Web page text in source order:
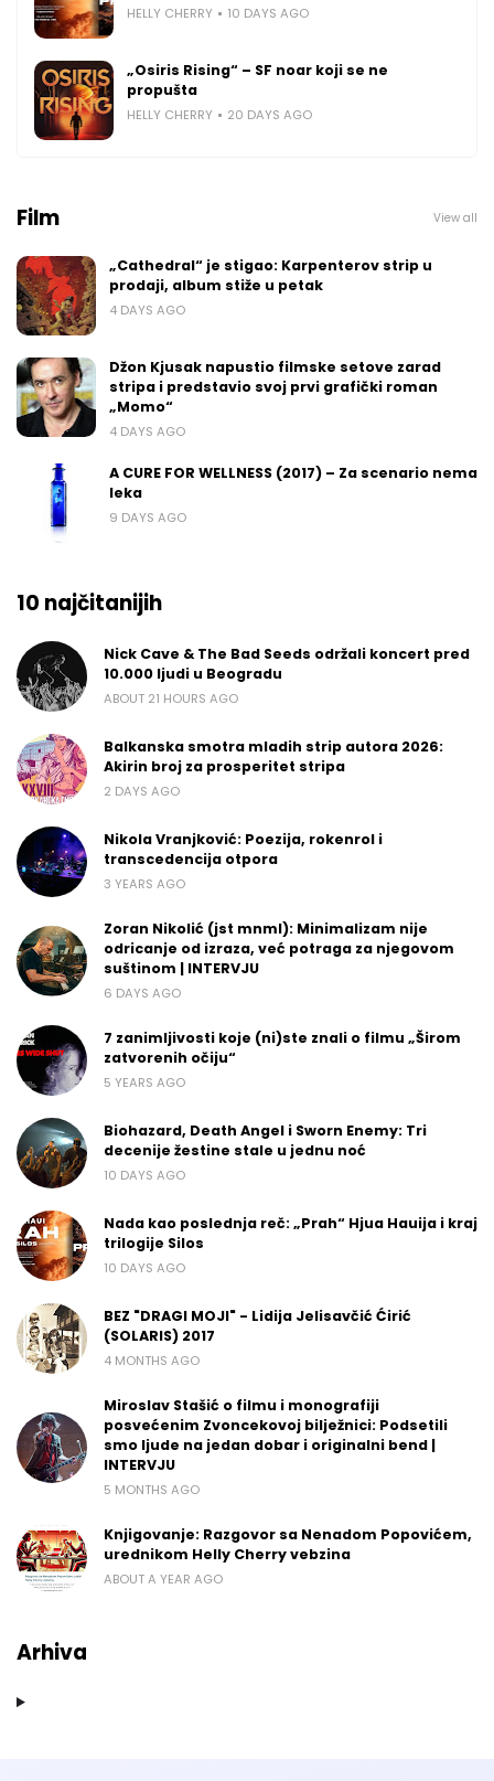
HELLY CHERRY 10 DAYS AGO
„Osiris Rising“ – SF noar koji se ne
propušta
HELLY CHERRY 20 DAYS AGO
Film View all
„Cathedral“ je stigao: Karpenterov strip u
prodaji, album stiže u petak
4 DAYS AGO
Džon Kjusak napustio filmske setove zarad
stripa i predstavio svoj prvi grafički roman
„Momo“
4 DAYS AGO
A CURE FOR WELLNESS (2017) – Za scenario nema
leka
9 DAYS AGO
10 najčitanijih
Nick Cave & The Bad Seeds održali koncert pred
10.000 ljudi u Beogradu
ABOUT 21 HOURS AGO
Balkanska smotra mladih strip autora 2026:
Akirin broj za prosperitet stripa
2 DAYS AGO
Nikola Vranjković: Poezija, rokenrol i
transcedencija otpora
3 YEARS AGO
Zoran Nikolić (jst mnml): Minimalizam nije
odricanje od izraza, već potraga za njegovom
suštinom | INTERVJU
6 DAYS AGO
7 zanimljivosti koje (ni)ste znali o filmu „Širom
zatvorenih očiju“
5 YEARS AGO
Biohazard, Death Angel i Sworn Enemy: Tri
decenije žestine stale u jednu noć
10 DAYS AGO
Nada kao poslednja reč: „Prah“ Hjua Hauija i kraj
trilogije Silos
10 DAYS AGO
BEZ "DRAGI MOJI" - Lidija Jelisavčić Ćirić
(SOLARIS) 2017
4 MONTHS AGO
Miroslav Stašić o filmu i monografiji
posvećenim Zvoncekovoj bilježnici: Podsetili
smo ljude na jedan dobar i originalni bend |
INTERVJU
5 MONTHS AGO
Knjigovanje: Razgovor sa Nenadom Popovićem,
urednikom Helly Cherry vebzina
ABOUT A YEAR AGO
Arhiva